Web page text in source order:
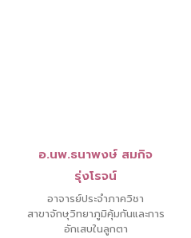
อ.นพ.ธนาพงษ์ สมกิจ
รุ่งโรจน์
อาจารย์ประจำภาควิชา
สาขาจักษุวิทยาภูมิคุ้มกันและการ
อักเสบในลูกตา